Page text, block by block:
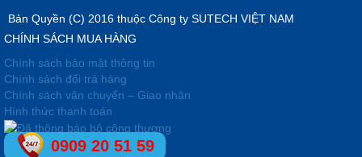
Bản Quyền (C) 2016 thuộc Công ty SUTECH VIỆT NAM
CHÍNH SÁCH MUA HÀNG
Chính sách bảo mật thông tin
Chính sách đổi trả hàng
Chính sách vận chuyển – Giao nhận
Hình thức thanh toán
0909 20 51 59